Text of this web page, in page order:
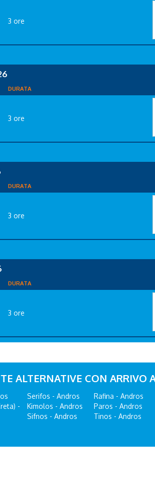
3 ore
DURATA
3 ore
DURATA
3 ore
DURATA
3 ore
ALTERNATIVE CON ARRIVO
-
Serifos - Andros
Kimolos - Andros
Sifnos - Andros
Rafina - Andros
Paros - Andros
Tinos - Andros